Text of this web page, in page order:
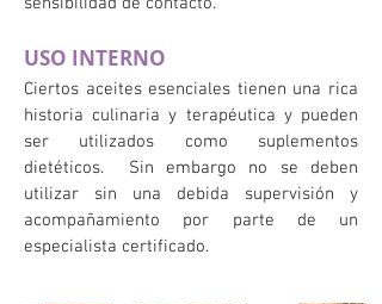
USO INTERNO
Ciertos aceites esenciales tienen una rica
historia culinaria y terapéutica y pueden
ser utilizados como suplementos
dietéticos. Sin embargo no se deben
utilizar sin una debida supervisión y
acompañamiento por parte de un
especialista certificado.